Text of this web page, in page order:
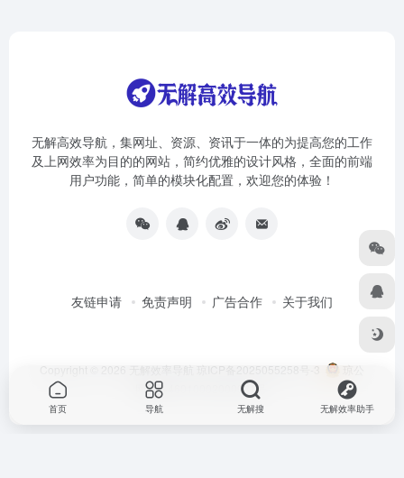
无解高效导航，集网址、资源、资讯于一体的为提高您的工作
及上网效率为目的的网站，简约优雅的设计风格，全面的前端
用户功能，简单的模块化配置，欢迎您的体验！
友链申请 免责声明 广告合作 关于我们
Copyright © 2026 无解效率导航 琼ICP备2025055258号-3
琼公
网安备46010002000981号
首页 导航 无解搜 无解效率助手